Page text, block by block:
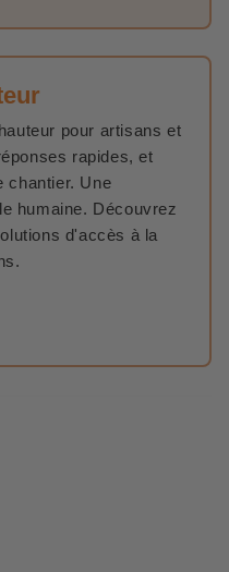
pour artisans et
rapides, et
chantier. Une
humaine. Découvrez
d'accès à la